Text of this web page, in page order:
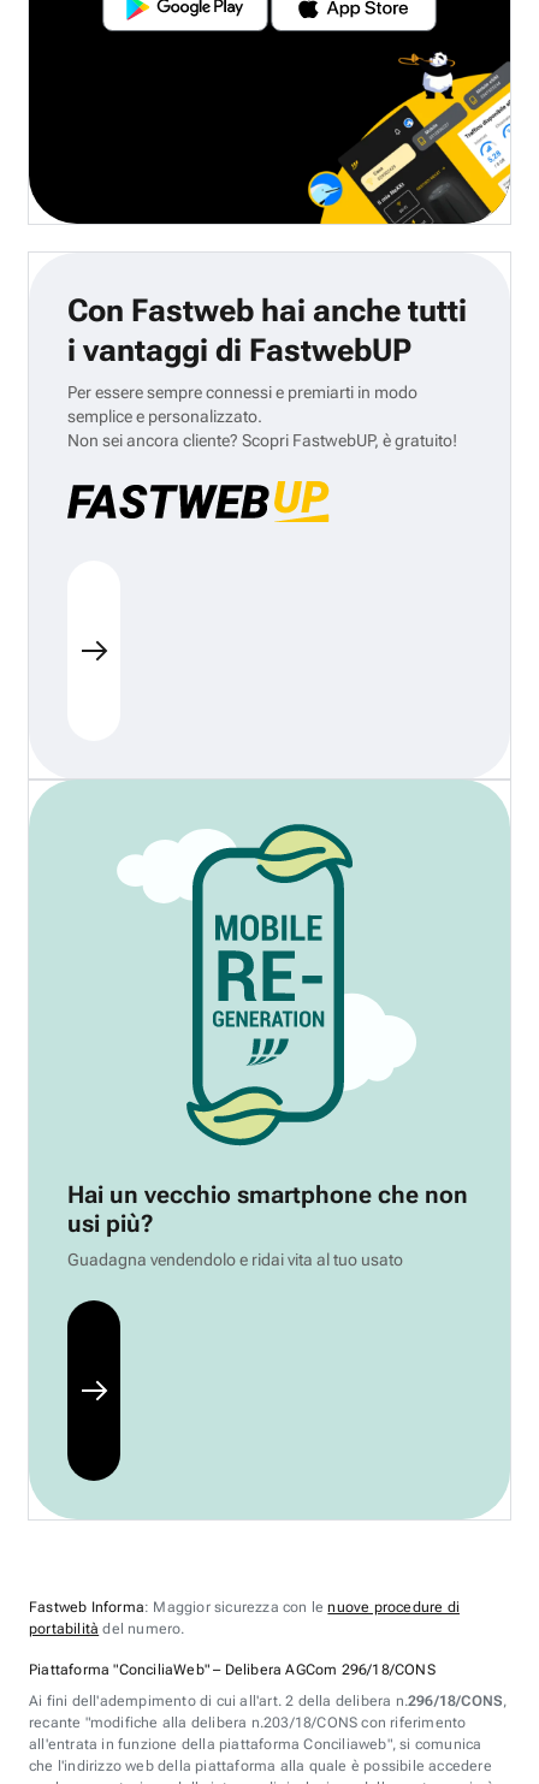
Con Fastweb hai anche tutti
i vantaggi di FastwebUP
Per essere sempre connessi e premiarti in modo
semplice e personalizzato.
Non sei ancora cliente? Scopri FastwebUP, è gratuito!
Hai un vecchio smartphone che non
usi più?
Guadagna vendendolo e ridai vita al tuo usato
Fastweb Informa: Maggior sicurezza con lenuove procedure di
portabilità del numero.
Piattaforma "ConciliaWeb" – Delibera AGCom 296/18/CONS
Ai fini dell'adempimento di cui all'art. 2 della delibera n.296/18/CONS,
recante "modifiche alla delibera n.203/18/CONS con riferimento
all'entrata in funzione della piattaforma Conciliaweb", si comunica
che l'indirizzo web della piattaforma alla quale è possibile accedere